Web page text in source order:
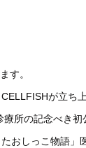
す。
が立ち
所の記念べき初
おしっこ物語」